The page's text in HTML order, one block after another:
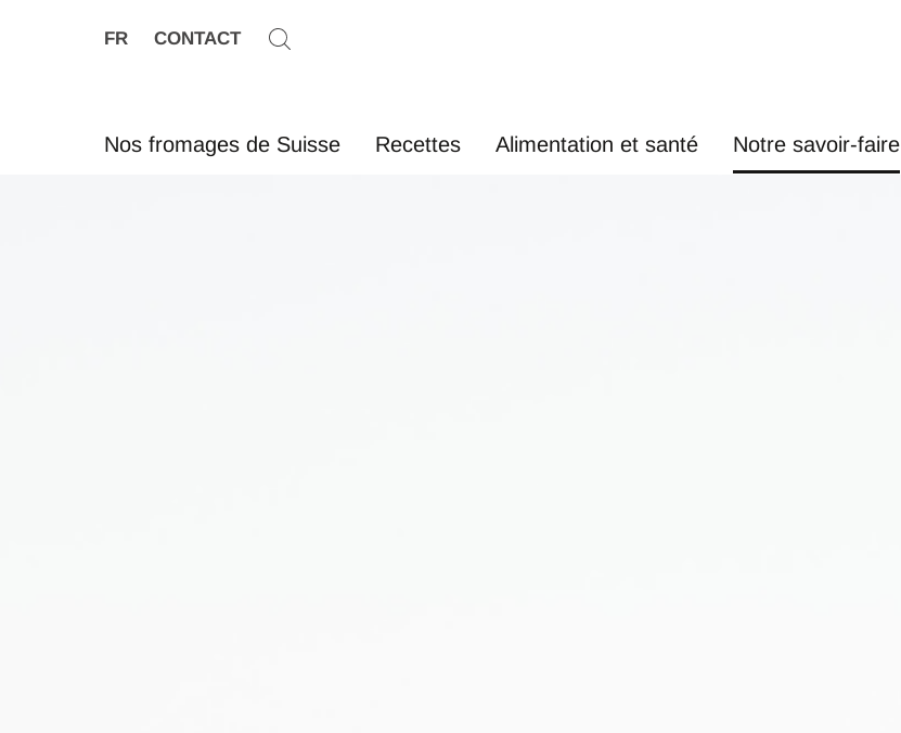
Nos fromages de Suisse Recettes Alimentation et santé Notre savoir-faire
FR CONTACT